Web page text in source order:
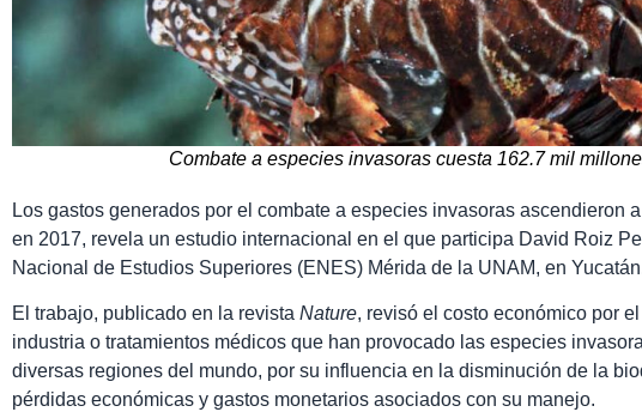
Combate a especies invasoras cuesta 162.7 mil
Los gastos generados por el combate a especies invasoras ascendieron
en 2017, revela un estudio internacional en el que participa David Roiz
Nacional de Estudios Superiores (ENES) Mérida de la UNAM, en
El trabajo, publicado en la revista Nature, revisó el costo económico por
industria o tratamientos médicos que han provocado las especies
diversas regiones del mundo, por su influencia en la disminución de la
pérdidas económicas y gastos monetarios asociados con su manejo.